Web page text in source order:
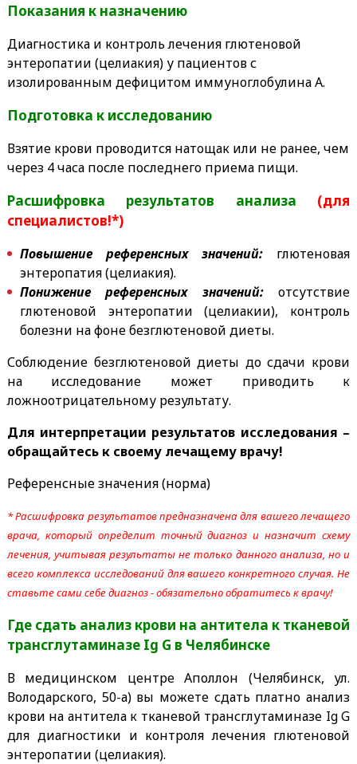
Показания к назначению
Диагностика и контроль лечения глютеновой
энтеропатии (целиакия) у пациентов с
изолированным дефицитом иммуноглобулина А.
Подготовка к исследованию
Взятие крови проводится натощак или не ранее, чем
через 4 часа после последнего приема пищи.
Расшифровка результатов анализа (для
специалистов!*)
Повышение референсных значений: глютеновая
энтеропатия (целиакия).
Понижение референсных значений:отсутствие
глютеновой энтеропатии (целиакии), контроль
болезни на фоне безглютеновой диеты.
Соблюдение безглютеновой диеты до сдачи крови
на исследование может приводить к
ложноотрицательному результату.
Для интерпретации результатов исследования –
обращайтесь к своему лечащему врачу!
Референсные значения (норма)
* Расшифровка результатов предназначена для вашего лечащего
врача, который определит точный диагноз и назначит схему
лечения, учитывая результаты не только данного анализа, но и
всего комплекса исследований для вашего конкретного случая. Не
ставьте сами себе диагноз - обязательно обратитесь к врачу!
Где сдать анализ крови на антитела к тканевой
трансглутаминазе Ig G в Челябинске
В медицинском центре Аполлон (Челябинск, ул.
Володарского, 50-а) вы можете сдать платно анализ
крови на антитела к тканевой трансглутаминазе Ig G
для диагностики и контроля лечения глютеновой
энтеропатии (целиакия).